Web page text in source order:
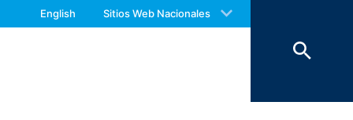
English Sitios Web Nacionales
Amphitheatre Parkway, Mountain
La información generada por estas
se almacenan en los
again should you find necessary.